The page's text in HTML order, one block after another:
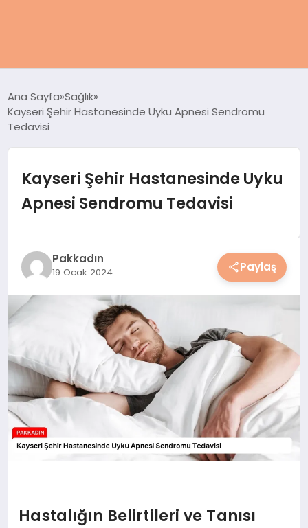
KADIN
MAGAZIN
YAŞAM
YEMEK
HESAPLAMALAR
Ana Sayfa Sağlık
Kayseri Şehir Hastanesinde Uyku Apnesi Sendromu
Tedavisi
Kayseri Şehir Hastanesinde Uyku
Apnesi Sendromu Tedavisi
Pakkadın
19 Ocak 2024 Paylaş
Hastalığın Belirtileri ve Tanısı